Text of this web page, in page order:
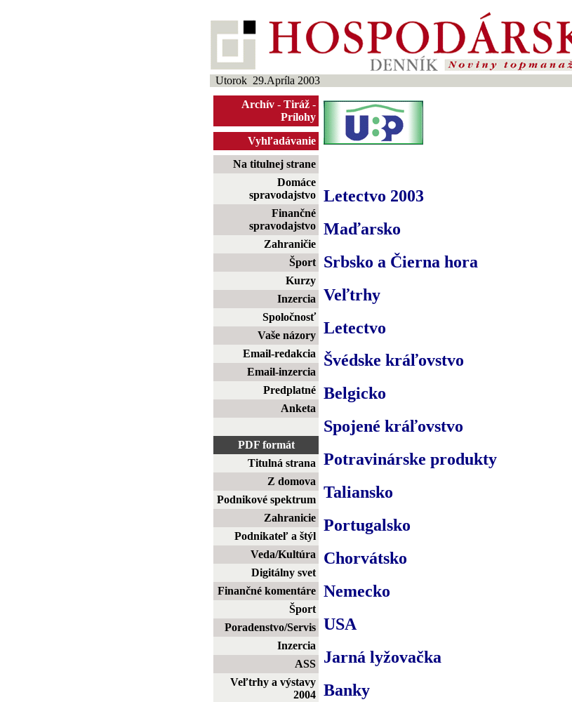
Utorok 29.Apríla 2003
Archív - Tiráž -
Prílohy
Vyhľadávanie
Na titulnej strane
Domáce
spravodajstvo
Finančné
spravodajstvo
Zahraničie
Šport
Kurzy
Inzercia
Spoločnosť
Vaše názory
Email-redakcia
Email-inzercia
Predplatné
Anketa
PDF formát
Titulná strana
Z domova
Podnikové spektrum
Zahranicie
Podnikateľ a štýl
Veda/Kultúra
Digitálny svet
Finančné komentáre
Šport
Poradenstvo/Servis
Inzercia
ASS
Veľtrhy a výstavy
2004
Letectvo 2003
Maďarsko
Srbsko a Čierna hora
Veľtrhy
Letectvo
Švédske kráľovstvo
Belgicko
Spojené kráľovstvo
Potravinárske produkty
Taliansko
Portugalsko
Chorvátsko
Nemecko
USA
Jarná lyžovačka
Banky